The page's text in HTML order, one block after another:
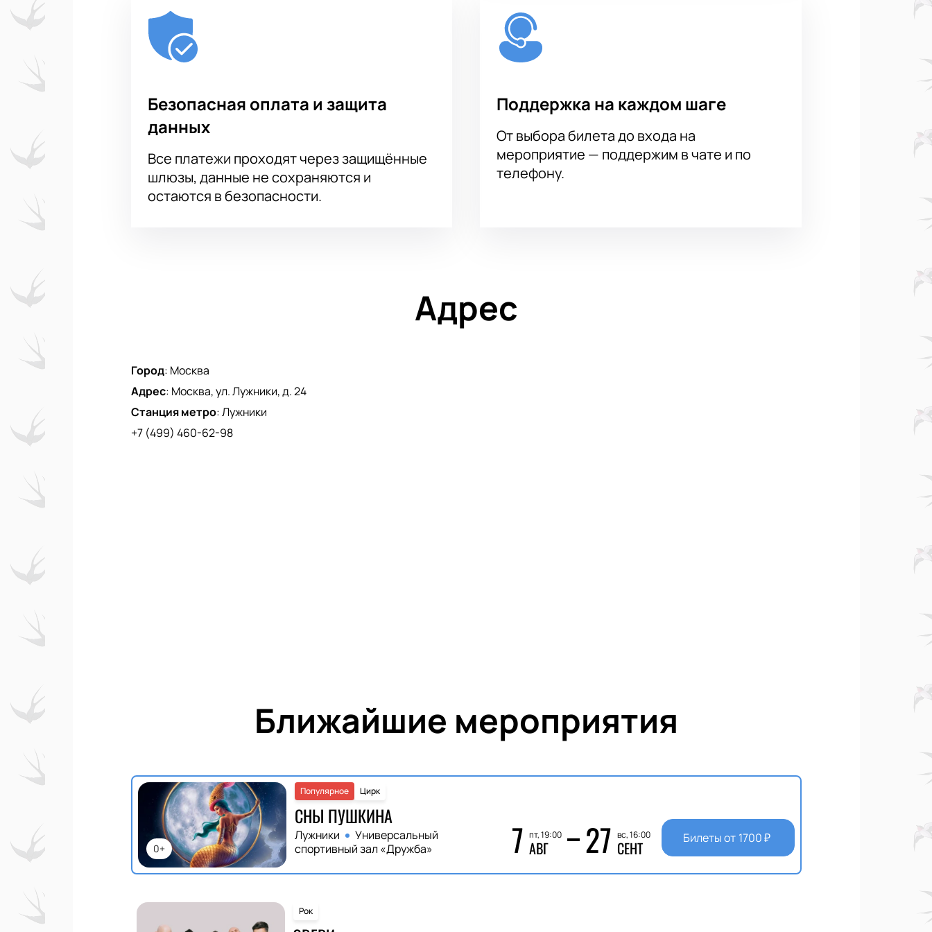
Безопасная оплата и защита
данных
Все платежи проходят через защищённые
шлюзы, данные не сохраняются и
остаются в безопасности.
Поддержка на каждом шаге
От выбора билета до входа на
мероприятие — поддержим в чате и по
телефону.
Адрес
Город: Москва
Адрес: Москва, ул. Лужники, д. 24
Станция метро:Лужники
+7 (499) 460-62-98
Ближайшие мероприятия
0+
Цирк
Популярное
СНЫ ПУШКИНА
Лужники
Универсальный
спортивный зал «Дружба»
7 пт, 19:00
АВГ 27 вс, 16:00
СЕНТ Билеты от 1700₽
Рок